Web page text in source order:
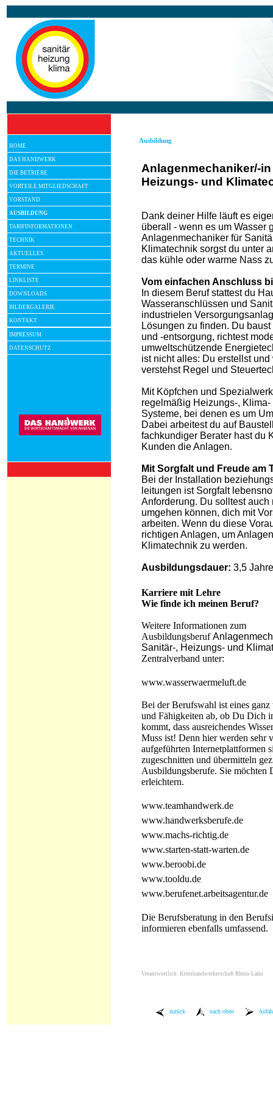
HOME
DAS HANDWERK
DIE BETRIEBE
VORTEILE MITGLIEDSCHAFT
VORSTAND
AUSBILDUNG
TARIFINFORMATIONEN
TECHNIK
AKTUELLES
TERMINE
LINKLISTE
DOWNLOADS
BILDERGALERIE
KONTAKT
IMPRESSUM
DATENSCHUTZ
Ausbildung
Anlagenmechaniker/-
Heizungs- und
Dank deiner Hilfe läuft es
überall - wenn es um Wasser
Anlagenmechaniker für
Klimatechnik sorgst du unter
das kühle oder warme Nass
Vom einfachen Anschluss
In diesem Beruf stattest du
Wasseranschlüssen und
industrielen
Lösungen zu finden. Du
und -entsorgung, richtest
umweltschützende
ist nicht alles: Du erstellst
verstehst Regel und
Mit Köpfchen und
regelmäßig Heizungs-,
Systeme, bei denen es um
Dabei arbeitest du auf
fachkundiger Berater hast du
Kunden die Anlagen.
Mit Sorgfalt und Freude am
Bei der Installation
leitungen ist Sorgfalt
Anforderung. Du solltest
umgehen können, dich mit
arbeiten. Wenn du diese
richtigen Anlagen, um
Klimatechnik zu werden.
Ausbildungsdauer: 3,5 Jahre
Karriere mit Lehre
Wie finde ich meinen Beruf?
Weitere Informationen zum
Ausbildungsberuf
Sanitär-, Heizungs- und
Zentralverband unter:
www.wasserwaermeluft.de
Bei der Berufswahl ist eines
und Fähigkeiten ab, ob Du Dich
kommt, dass ausreichendes
Muss ist! Denn hier werden sehr
aufgeführten Internetplattformen
zugeschnitten und übermitteln
Ausbildungsberufe. Sie
erleichtern.
www.teamhandwerk.de
www.handwerksberufe.de
www.machs-richtig.de
www.starten-statt-warten.de
www.beroobi.de
www.tooldu.de
www.berufenet.arbeitsagentur.de
Die Berufsberatung in den
informieren ebenfalls umfassend.
Verantwortlich: Kreishandwerkerschaft Rhein-Lahn
zurück nach oben